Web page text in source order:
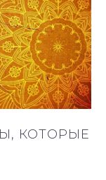
КОТОРЫЕ